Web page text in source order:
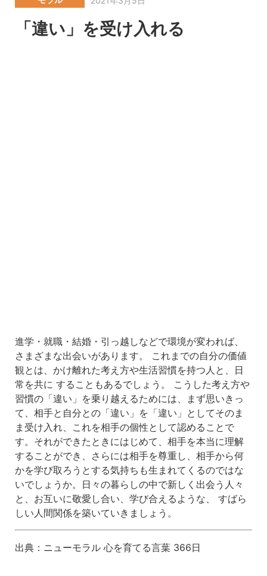
「違い」を受け入れる
進学・就職・結婚・引っ越しなどで環境が変われば、
さまざまな出会いがあります。 これまでの自分の価値
観とは、かけ離れた考え方や生活習慣を持つ人と、日
常を共に することもあるでしょう。 こうした考え方や
習慣の「違い」を乗り越えるためには、まず思いきっ
て、相手と 自分との「違い」を「違い」としてそのま
ま受け入れ、これを相手の個性として認めることで
す。それができたときにはじめて、相手を本当に理解
することができ、さらには相手を尊重し、相手から何
かを学び取ろうとする気持ちも生まれてくるのではな
いでしょうか。 日々の暮らしの中で新しく出会う人々
と、お互いに敬愛し合い、学び合えるような、 すばら
しい人間関係を築いていきましょう。
出典： ニューモラル 心を育てる言葉 366日